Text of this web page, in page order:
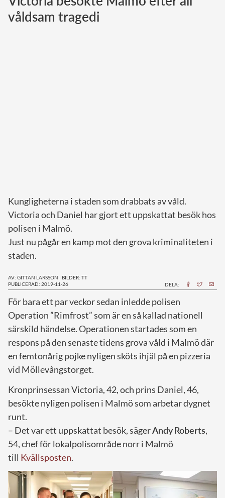
Norska kungahuset
våldsam tragedi
Kungligheterna i staden som drabbats av våld.
Victoria och Daniel har gjort ett uppskattat besök hos
polisen i Malmö.
Just nu pågår en kamp mot den grova kriminaliteten i
staden.
AV: GITTAN LARSSON | BILDER: TT
PUBLICERAD: 2019-11-26
DELA:
För bara ett par veckor sedan inledde polisen
Operation ”Rimfrost” som är en så kallad nationell
särskild händelse. Operationen startades som en
respons på den senaste tidens grova våld i Malmö där
en femtonårig pojke nyligen sköts ihjäl på en pizzeria
vid Möllevångstorget.
Kronprinsessan Victoria, 42, och prins Daniel, 46,
besökte nyligen polisen i Malmö som arbetar dygnet
runt.
– Det var ett uppskattat besök, sägerAndyRoberts,
54, chef för lokalpolisområde norr i Malmö
till Kvällsposten.